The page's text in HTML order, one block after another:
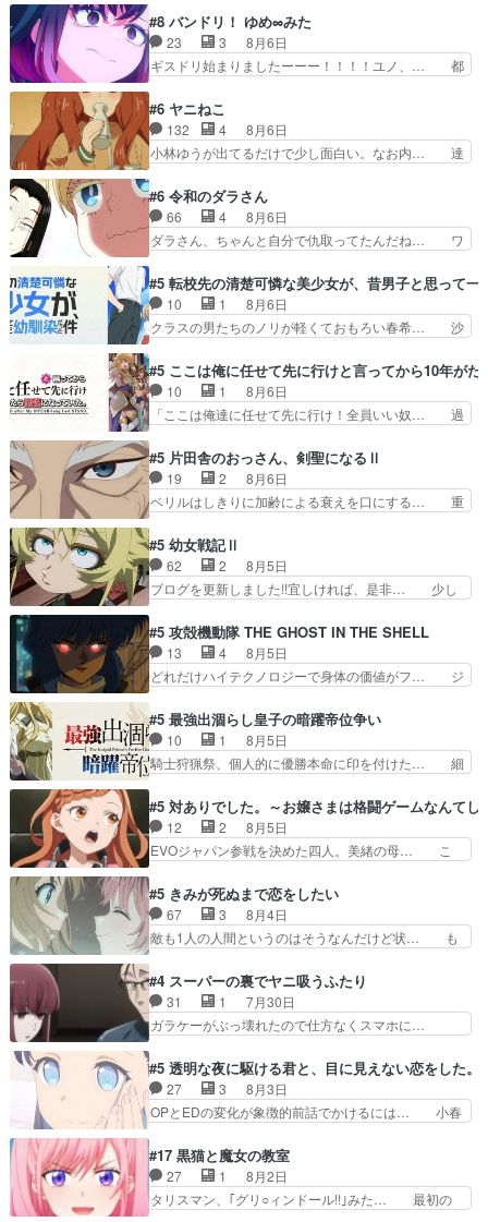
けはったねー編集さん。同… 自分の妄想を買って
くれる人がいるというも… 初めて自分の漫画が売
れた時の感動、懐かし…
スと10年後に結婚の約束をした鏡ずっ… カジノ
スタッフ募集するも集まらない更に追… 王命でク
ルルの監視をすることになったデビ… 最強の村
人・鏡との出会いで少しは変わった… やはり何か
への恨みは根深そうやね姫を舐… 新キャラが登場
早々変態扱いされてる件。タ… まだまだお元気そ
うなお声で……不意打ち過…
#8 バンドリ！ ゆめ∞みた
23 3
8月6日
ギスドリ始まりましたーーー！！！！ユノ、… 都
復を見守っていかないと、ですね！！み… 開幕聞
き取りスタッフに定治いなかった？ま… ののちゃ
んのお手当てはお節介だったりする… ビオラの立
ち回り害悪すぎるお近づきの印が… ・律っちゃん
一難、律がビオラの呪縛から… 「私はあなたが嫌
いなんです」「バンドやめ… 何が起きているの
か！？次週、みゅーたいぷ…
#6 ヤニねこ
132 4
8月6日
小林ゆうが出てるだけで少し面白い。なお内… 達
マドンってなんなん！？人見知りっぽい… なんな
ら下ネタ0じゃなかったかこんな回が… 他のエピ
ソードに対してマイルドな回だった… 今回はだい
ぶある程度抑えてる？w感じな気… アルねこ、そ
ていたゴキブリ死んでるGP… アルねこ危険です
よね。健康的な面で··江… 酔い潰れ行き着いた江
ノ島で、朝日を眺めな…
#6 令和のダラさん
66 4
8月6日
ダラさん、ちゃんと自分で仇取ってたんだね… ワ
ットに憧れてビーム撃ちたいと…そうい… 余りに
も凄惨なダラさんの過去ダラさんの６… 過去編は
これで一区切りかなギャグも面白い… ガンガガン
♪薫がなんかしっかり歌ってロマ… 姉巫女の誤
日頃からガンガン言うてないで… このアニメはど
こに行くのだろう、面白すぎ… 姉のした事はただ
単に一族を絶滅させただけ…
#5 転校先の清楚可憐な美少女が、昔男子と思って一
10 1
8月6日
クラスの男たちのノリが軽くておもろい春希… 沙
もちゃんが透けブラしててびっくりして… レベル
のキャラが登場。相変わらず顔や体の… 隼人が春
希の級友を巻き込んだイジりに動じ… 第５話を
U-NEXTで視聴しました。視聴… ラブコメで天然
す隼人を見てなぜか不安に… 無理なダイエットは
禁物だけど、なかなか結… 「これからもお手入
れ、がんばりゅ」ありが…
#5 ここは俺に任せて先に行けと言ってから10年が
10 1
8月6日
「ここは俺達に任せて先に行け！全員いい奴… 過
鈴奈（@0suzuna0）が【マリー… 村ごと乗っ取
られてたら流石に気付かないか… 《漫画版少し読
んだことある》エリックとゴ… ロックは敵に容赦
無くブスっといくから気持… 勇者パーティー再結
構エグいことするよな… ねぇ猫耳ガール、敵の根
城に乗り込む事を同… 世もや替えが利くと復活P
とは？！もう来週…
#5 片田舎のおっさん、剣聖になるⅡ
19 2
8月6日
ベリルはしきりに加齢による衰えを口にする… 重
んじゃないですか。魔物の群を発見した… アマプ
ラにて視聴終わり！サーベルボア討伐… を言い訳
にしたくないものですねwボア狩り… 先生として
のベリルが好きだけど、今回みた… 4人だけでサ
ーベルボアが暴れてると聞い… ちょっと年齢の事
を言いすぎとゆーか言い訳… ベリルの母もやはり
只者じゃなかったかベリ…
#5 幼女戦記Ⅱ
62 2
8月5日
ブログを更新しました!!宜しければ、是非… 少し
ゥーアの唯一の手駒が強すぎる笑あお… 私にとっ
て完全にご褒美回ゼー様の葉巻シー… やはりター
ニャが後方指揮だと展開に迫力が… “貧乏籤百連
無料ガチャ”100連でも1回… 2期入ってから地味
ばならぬ」って言葉に… ゼートゥーア左遷によっ
て参謀本部の連携が… 緊張感ある戦闘描写とギャ
グ今週の『有能な…
#5 攻殻機動隊 THE GHOST IN THE SHELL
13 4
8月5日
どれだけハイテクノロジーで身体の価値がフ… ジ
コマだいぶ理性持ち始めた。この世界の… 原作読
んだのもう何年も前なのに、覚えてる… コイルの
汚職を突き止めるべくバトーの指導… やまとん1
号はどこの部分で使うのだろう？… 日本とロシア
primevideoで視聴しまし… 前回同様『イノセン
ス』を含む押井・神山版… 第５話「EPISODEラ
ストの母親の気持…
#5 最強出涸らし皇子の暗躍帝位争い
10 1
8月5日
騎士狩猟祭、個人的に優勝本命に印を付けた… 細
ナがチートすぎる笑アルは最初から自分… プラネ
ット・ウィズ展開アツいな「騎士狩猟… 麦茶どこ
ろかタイトル通り麦茶の出涸らしぐ… 第５話を
ABEMAで視聴しました。視聴に… 復讐に燃える
が“萌え”なのでこの娘が皇帝… ウサギ好きそうな
王女殿下がかわいい。幼馴… ついに始まった狩猟
祭。エルナの活躍で上位…
#5 対ありでした。～お嬢さまは格闘ゲームなんてし
12 2
8月5日
EVOジャパン参戦を決めた四人。美緒の母… こ
目は気品溢れてるのに中身は…美緒ママ… テー
マ：格ゲー大会に行くには？感想は、美… 大会を
前に格ゲー熱が高まる一方、百合の本… 東京で開
催される格ゲー大会に参加すること… Japanに向
めに東京へ!/でも観光よ… 旅の支度全部やってく
れる先輩、なんだかん… 第５話をｄアニメストア
で視聴しました。視…
#5 きみが死ぬまで恋をしたい
67 3
8月4日
敵も1人の人間というのはそうなんだけど状… も
を人間に戻して欲しいでも自分達が代わ… ご視聴
ありがとうございました見るたびに切… 誰かと思
ったらちゅー先輩か。しれっと相方… 第５話感
想：コ□した相手にも家族や…､戦… つらい回
ナとミミも可愛かった2人の関係… 確かに相手に
も家族や大切な人はいるけど、… 白シャツが作業
着みたいなもんなんですかね…
#4 スーパーの裏でヤニ吸うふたり
31 1
7月30日
ガラケーがぶっ壊れたので仕方なくスマホに…
はり出オチ感が否めず、エピソードの打率… 田山
さんが佐々木さんに沼っていく…こんな… 佐々木
さん、腕フェチなんですね笑最近まじ… 佐々木が
ガラケーからスマホに変えるって、… もうドラマ
ゃわない？佐々木さんの優しさ… 先行で見た時よ
り2人のやり取りに癒しを感… ABEMA版の7〜8
話佐々木が実年齢以上…
#5 透明な夜に駆ける君と、目に見えない恋をした。
27 3
8月3日
OPとEDの変化が象徴的前話でかけるには… 小春
か、こんな風に見えてるのかぁ。かける… 完全な
両片思いになりましたねぇ…OPとE… 余計な物
は描かず白く靄がかった小春ちゃん… 光も感じな
い完全な盲目なんやね…おめかし… 母役に能登さ
#17 黒猫と魔女の教室
27 1
8月2日
タリスマン、｢グリ○ィンドール!!｣みた… 最初の